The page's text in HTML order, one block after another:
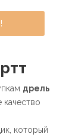
дрель
качество
который